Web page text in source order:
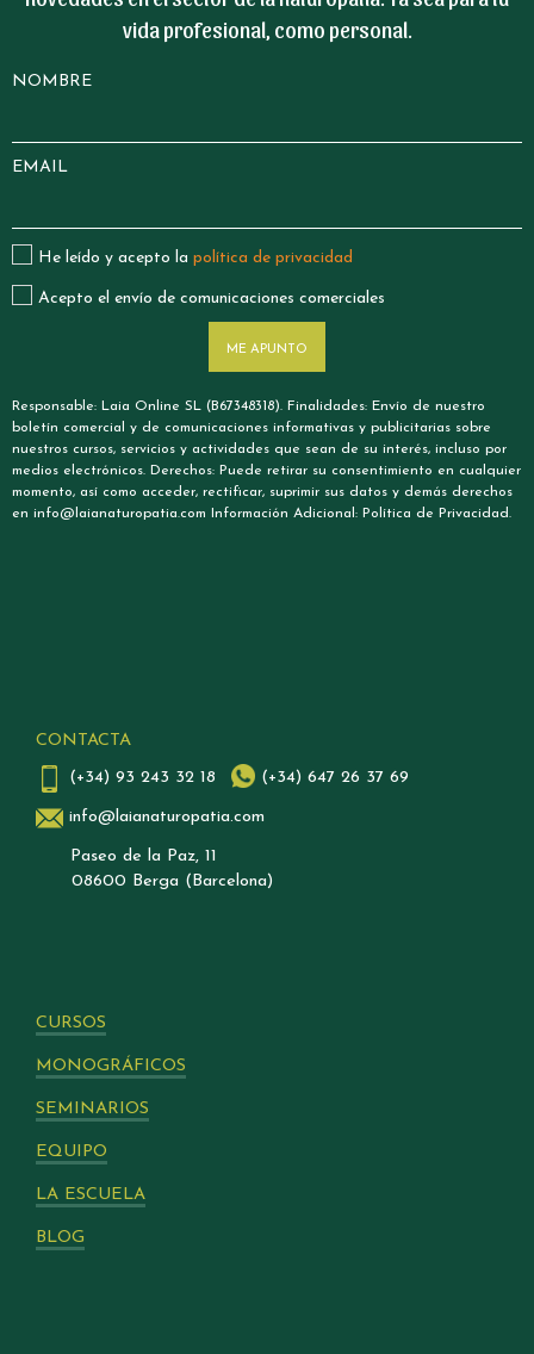
vida profesional, como personal.
NOMBRE
EMAIL
He leído y acepto la política de privacidad
Acepto el envío de comunicaciones comerciales
ME APUNTO
Responsable: Laia Online SL (B67348318). Finalidades: Envío de nuestro
boletín comercial y de comunicaciones informativas y publicitarias sobre
nuestros cursos, servicios y actividades que sean de su interés, incluso por
medios electrónicos. Derechos: Puede retirar su consentimiento en cualquier
momento, así como acceder, rectificar, suprimir sus datos y demás derechos
en info@laianaturopatia.com Información Adicional: Política de Privacidad.
CONTACTA
(+34) 93 243 32 18 (+34) 647 26 37 69
info@laianaturopatia.com
Paseo de la Paz, 11
08600 Berga (Barcelona)
CURSOS
MONOGRÁFICOS
SEMINARIOS
EQUIPO
LA ESCUELA
BLOG